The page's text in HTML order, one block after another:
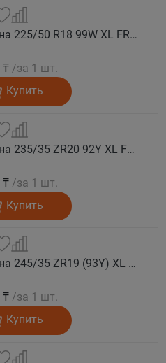
CONTINENTAL Автошина 225/50 R18 99W XL FR SportContact 7 * лето
₸ /за 1 шт.
Купить
CONTINENTAL Автошина 235/35 ZR20 92Y XL FR SportContact 7 лето
₸ /за 1 шт.
Купить
CONTINENTAL Автошина 245/35 ZR19 (93Y) XL FR SportContact 7 лето
₸ /за 1 шт.
Купить